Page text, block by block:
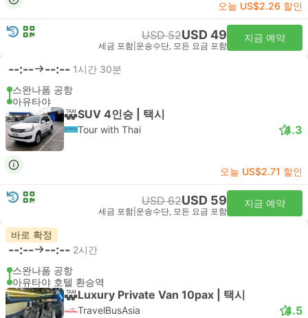
오늘 US$2.26 할인
USD 52USD 49
세금 포함 운송수단, 모든 요금 포함
지금 예약
--:-- --:-- 1시간 30분
스완나폼 공항
아유타야
SUV 4인승 | 택시
Tour with Thai 4.3
오늘 US$2.71 할인
USD 62USD 59
세금 포함 운송수단, 모든 요금 포함
지금 예약
바로 확정
--:-- --:-- 2시간
스완나폼 공항
아유타야 호텔 환승역
Luxury Private Van 10pax | 택시
TravelBusAsia 4.5